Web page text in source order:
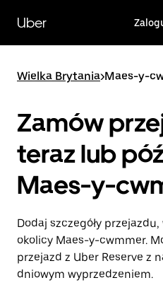
głównej
zawartości
Uber
Wielka Brytania>Maes-y-
Zamów
teraz lub
Maes-y-
Dodaj szczegóły
okolicy Maes-y-cwmmer.
przejazd z Uber Reserve z
dniowym wyprzedzeniem.